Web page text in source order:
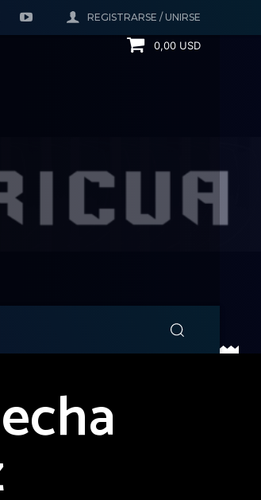
REGISTRARSE / UNIRSE
0,00 USD